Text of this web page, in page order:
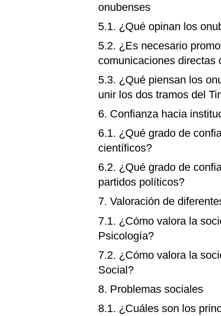
onubenses
5.1. ¿Qué opinan los
5.2. ¿Es necesario
comunicaciones directas
5.3. ¿Qué piensan los
unir los dos tramos del
6. Confianza hacia
6.1. ¿Qué grado de
científicos?
6.2. ¿Qué grado de
partidos políticos?
7. Valoración de
7.1. ¿Cómo valora la
Psicología?
7.2. ¿Cómo valora la
Social?
8. Problemas sociales
8.1. ¿Cuáles son los